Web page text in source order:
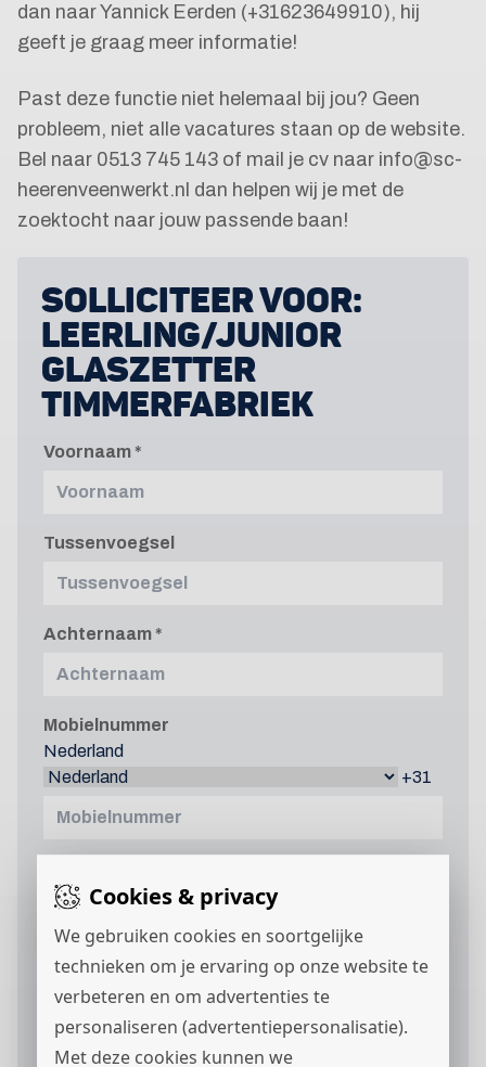
Cookies & privacy
We gebruiken cookies en soortgelijke
technieken om je ervaring op onze website te
verbeteren en om advertenties te
personaliseren (advertentiepersonalisatie).
Met deze cookies kunnen we
dan naar Yannick Eerden (+31623649910), hij
geeft je graag meer informatie!
Past deze functie niet helemaal bij jou? Geen
probleem, niet alle vacatures staan op de website.
Bel naar 0513 745 143 of mail je cv naar info@sc-
heerenveenwerkt.nl dan helpen wij je met de
zoektocht naar jouw passende baan!
SOLLICITEER VOOR:
LEERLING/JUNIOR
GLASZETTER
TIMMERFABRIEK
Voornaam
Tussenvoegsel
Achternaam
Mobielnummer
Nederland
+31